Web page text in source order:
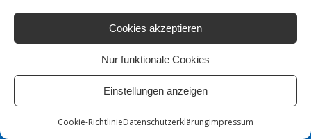
Cookies akzeptieren
Nur funktionale Cookies
Einstellungen anzeigen
Cookie-RichtlinieDatenschutzerklärungImpressum